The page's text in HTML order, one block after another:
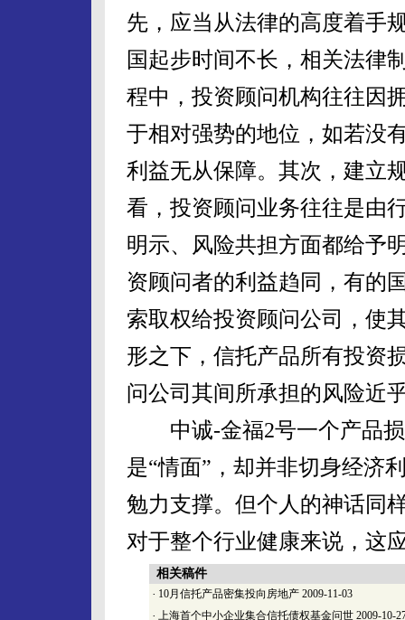
先，应当从法律的高度着手
国起步时间不长，相关法律
程中，投资顾问机构往往因
于相对强势的地位，如若没
利益无从保障。其次，建立
看，投资顾问业务往往是由
明示、风险共担方面都给予
资顾问者的利益趋同，有的
索取权给投资顾问公司，使
形之下，信托产品所有投资
问公司其间所承担的风险近
中诚-金福2号一个产品损
是“情面”，却并非切身经济
勉力支撑。但个人的神话同
对于整个行业健康来说，这
相关稿件
· 10月信托产品密集投向房地产 2009-11-03
· 上海首个中小企业集合信托债权基金问世 2009-10-